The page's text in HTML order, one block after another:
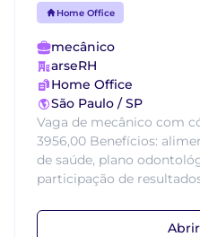
Home Office
mecânico
arseRH
Home Office
São Paulo / SP
Vaga de mecânico com
3956,00 Benefícios:
de saúde, plano
participação de